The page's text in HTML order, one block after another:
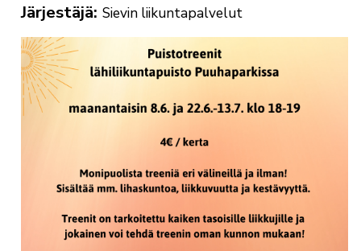
Järjestäjä Sievin liikuntapalvelut